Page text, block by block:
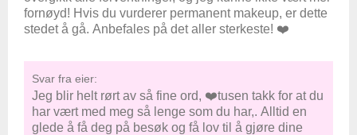
fornøyd! Hvis du vurderer permanent makeup, er dette
stedet å gå. Anbefales på det aller sterkeste! ❤️
Svar fra eier:
Jeg blir helt rørt av så fine ord, ❤️tusen takk for at du
har vært med meg så lenge som du har,. Alltid en
glede å få deg på besøk og få lov til å gjøre dine